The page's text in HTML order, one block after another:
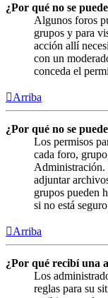
¿Por qué no se
Algunos foros
grupos y para
acción allí
con un
conceda el
Arriba
¿Por qué no se
Los permisos
cada foro,
adjuntar
grupos pueden
si no está
Arriba
¿Por qué recibí una
Los
reglas para su